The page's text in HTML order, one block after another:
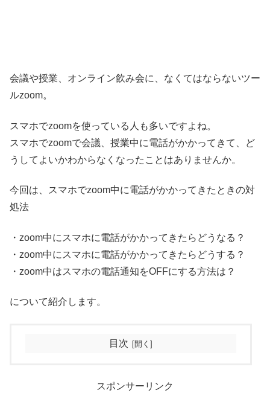
会議や授業、オンライン飲み会に、なくてはならないツー
ルzoom。
スマホでzoomを使っている人も多いですよね。
スマホでzoomで会議、授業中に電話がかかってきて、ど
うしてよいかわからなくなったことはありませんか。
今回は、スマホでzoom中に電話がかかってきたときの対
処法
・zoom中にスマホに電話がかかってきたらどうなる？
・zoom中にスマホに電話がかかってきたらどうする？
・zoom中はスマホの電話通知をOFFにする方法は？
について紹介します。
目次
スポンサーリンク